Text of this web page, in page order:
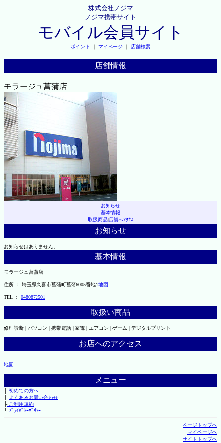
株式会社ノジマ
ノジマ携帯サイト
モバイル会員サイト
ポイント ｜ マイページ ｜ 店舗検索
店舗情報
モラージュ菖蒲店
お知らせ
基本情報
取扱商品|店舗へｱｸｾｽ
お知らせ
お知らせはありません。
基本情報
モラージュ菖蒲店
住所 ： 埼玉県久喜市菖蒲町菖蒲6005番地1地図
TEL ： 0480872501
取扱い商品
修理診断 | パソコン | 携帯電話 | 家電 | エアコン | ゲーム | デジタルプリント
お店へのアクセス
地図
メニュー
├初めての方へ
├ よくあるお問い合わせ
├ご利用規約
└ﾌﾟﾗｲﾊﾞｼｰﾎﾟﾘｼｰ
ページトップへ
マイページへ
サイトトップへ